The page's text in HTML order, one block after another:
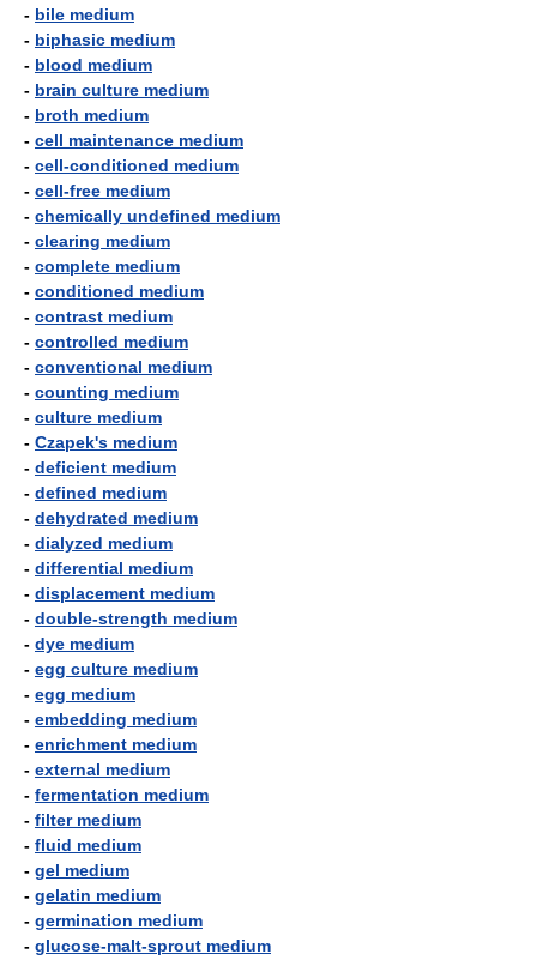
- bile medium
- biphasic medium
- blood medium
- brain culture medium
- broth medium
- cell maintenance medium
- cell-conditioned medium
- cell-free medium
- chemically undefined medium
- clearing medium
- complete medium
- conditioned medium
- contrast medium
- controlled medium
- conventional medium
- counting medium
- culture medium
- Czapek's medium
- deficient medium
- defined medium
- dehydrated medium
- dialyzed medium
- differential medium
- displacement medium
- double-strength medium
- dye medium
- egg culture medium
- egg medium
- embedding medium
- enrichment medium
- external medium
- fermentation medium
- filter medium
- fluid medium
- gel medium
- gelatin medium
- germination medium
- glucose-malt-sprout medium